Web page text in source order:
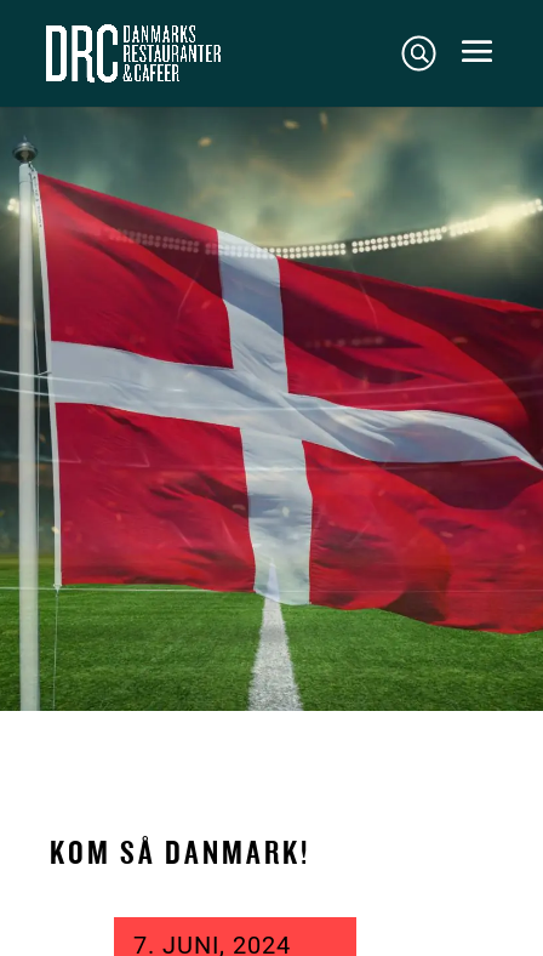
KOM SÅ DANMARK!
7. JUNI, 2024